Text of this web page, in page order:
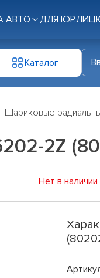
АВТО ДЛЯ ЮР.ЛИЦ
Каталог
Шариковые
2Z
Нет в наличии